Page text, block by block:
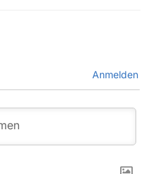
Anmelden